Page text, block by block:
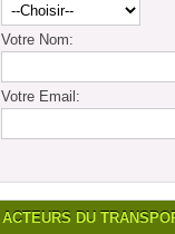
Votre Nom:
Votre Email:
ACTEURS DU